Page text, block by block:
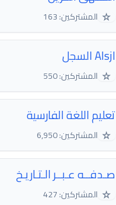
☆ المشتركين: 163
Alsjl السجل
☆ المشتركين: 550
تعليم اللغة الفارسية
☆ المشتركين: 6,950
صـدفــه عـبــر الـتـاريـخ
☆ المشتركين: 427